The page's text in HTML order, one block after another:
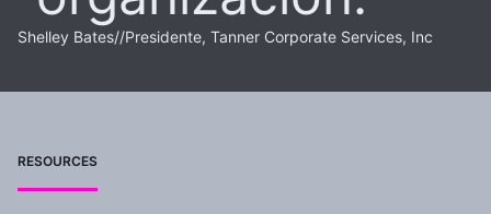
Shelley Bates//Presidente, Tanner Corporate Services, Inc
RESOURCES